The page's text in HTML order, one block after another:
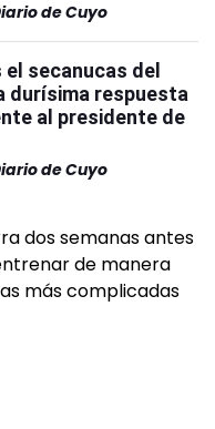
de Cuyo
secanucas del
durísima respuesta
al presidente de
de Cuyo
dos semanas antes
de manera
más complicadas